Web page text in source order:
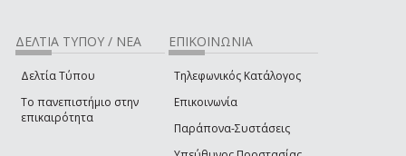
ΔΕΛΤΙΑ ΤΥΠΟΥ / ΝΕΑ
Δελτία Τύπου
Το πανεπιστήμιο στην
επικαιρότητα
ΕΠΙΚΟΙΝΩΝΙΑ
Τηλεφωνικός Κατάλογος
Επικοινωνία
Παράπονα-Συστάσεις